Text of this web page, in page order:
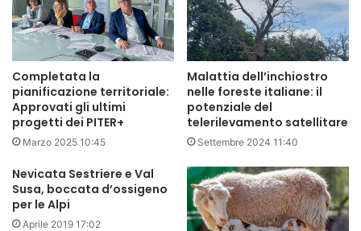
Completata la
pianificazione territoriale:
Approvati gli ultimi
progetti dei PITER+
Marzo 2025 10:45
Malattia dell’inchiostro
nelle foreste italiane: il
potenziale del
telerilevamento satellitare
Settembre 2024 11:40
Nevicata Sestriere e Val
Susa, boccata d’ossigeno
per le Alpi
Aprile 2019 17:02